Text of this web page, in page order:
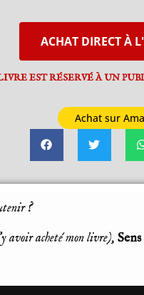
ACHAT DIRECT À
EST RÉSERVÉ À UN
Achat sur
?
avoir acheté mon livre),